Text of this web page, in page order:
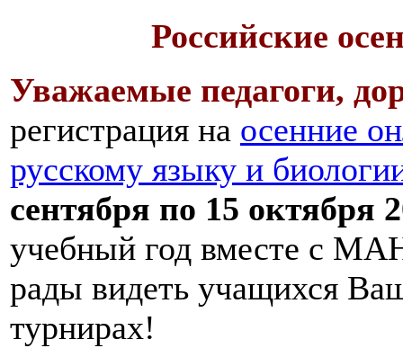
Российские
Уважаемые педагоги,
регистрация на осенние
русскому языку и
сентября по 15 октября
учебный год вместе с
рады видеть учащихся
турнирах!